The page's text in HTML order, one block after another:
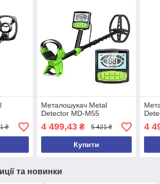
₴
Металошукач Metal
Detector MD-M55
4 499,43₴ 5 421 ₴
Купити
4
та новинки